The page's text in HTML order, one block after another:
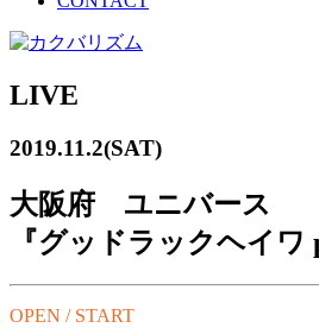
LIVE
2019.11.2(SAT)
大阪府 ユニバース
『グッドラックヘイワ
OPEN / START